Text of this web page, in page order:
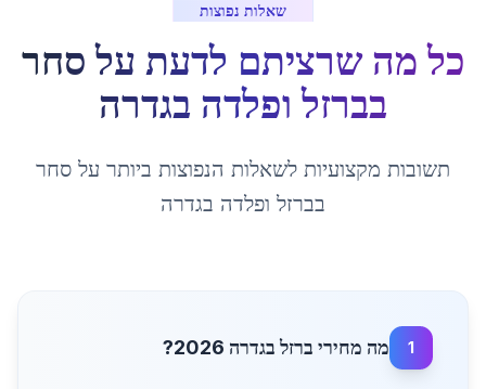
שאלות נפוצות
כל מה שרציתם לדעת על סחר
בברזל ופלדה בגדרה
תשובות מקצועיות לשאלות הנפוצות ביותר על סחר
בברזל ופלדה בגדרה
1 מה מחירי ברזל בגדרה 2026?